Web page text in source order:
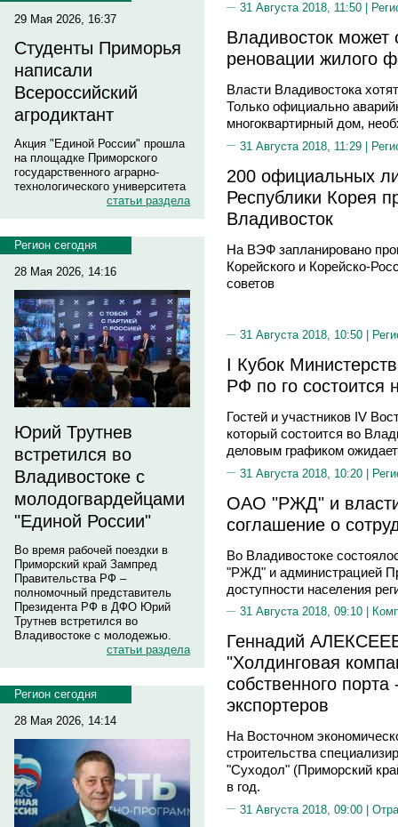
29 Мая 2026, 16:37
Студенты Приморья
написали
Всероссийский
агродиктант
Акция "Единой России" прошла
на площадке Приморского
государственного аграрно-
технологического университета
статьи раздела
Регион сегодня
28 Мая 2026, 14:16
Юрий Трутнев
встретился во
Владивостоке с
молодогвардейцами
"Единой России"
Во время рабочей поездки в
Приморский край Зампред
Правительства РФ –
полномочный представитель
Президента РФ в ДФО Юрий
Трутнев встретился во
Владивостоке с молодежью.
статьи раздела
Регион сегодня
28 Мая 2026, 14:14
31 Августа 2018, 11:50 |
Владивосток может
реновации жилого
Власти Владивостока
Только официально
многоквартирный дом,
31 Августа 2018, 11:29 |
200 официальных
Республики Корея
Владивосток
На ВЭФ запланировано
Корейского и Корейско-
советов
31 Августа 2018, 10:50 |
I Кубок
РФ по го
Гостей и участников IV
который состоится во
деловым графиком
31 Августа 2018, 10:20 |
ОАО "РЖД" и
соглашение о
Во Владивостоке
"РЖД" и администрацией
доступности населения
31 Августа 2018, 09:10 |
Геннадий
"Холдинговая
собственного
экспортеров
На Восточном
строительства
"Суходол" (Приморский
в год.
31 Августа 2018, 09:00 |